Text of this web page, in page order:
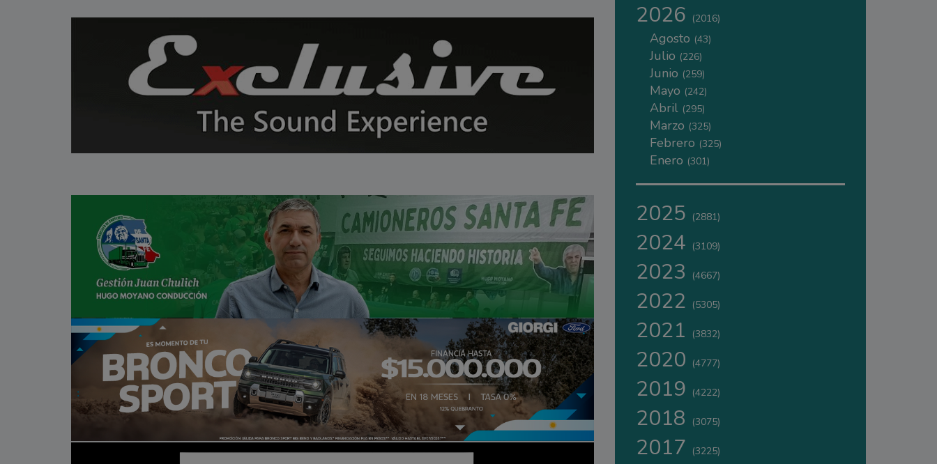
2026 (2016)
Agosto (43)
Julio (226)
Junio (259)
Mayo (242)
Abril (295)
Marzo (325)
Febrero (325)
Enero (301)
2025 (2881)
2024 (3109)
2023 (4667)
2022 (5305)
2021 (3832)
2020 (4777)
2019 (4222)
2018 (3075)
2017 (3225)